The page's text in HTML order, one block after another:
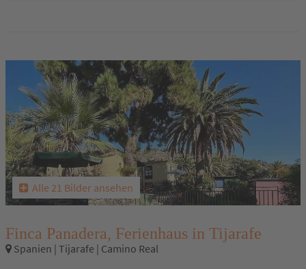
Alle 21 Bilder ansehen
Finca Panadera, Ferienhaus in Tijarafe
Spanien | Tijarafe | Camino Real